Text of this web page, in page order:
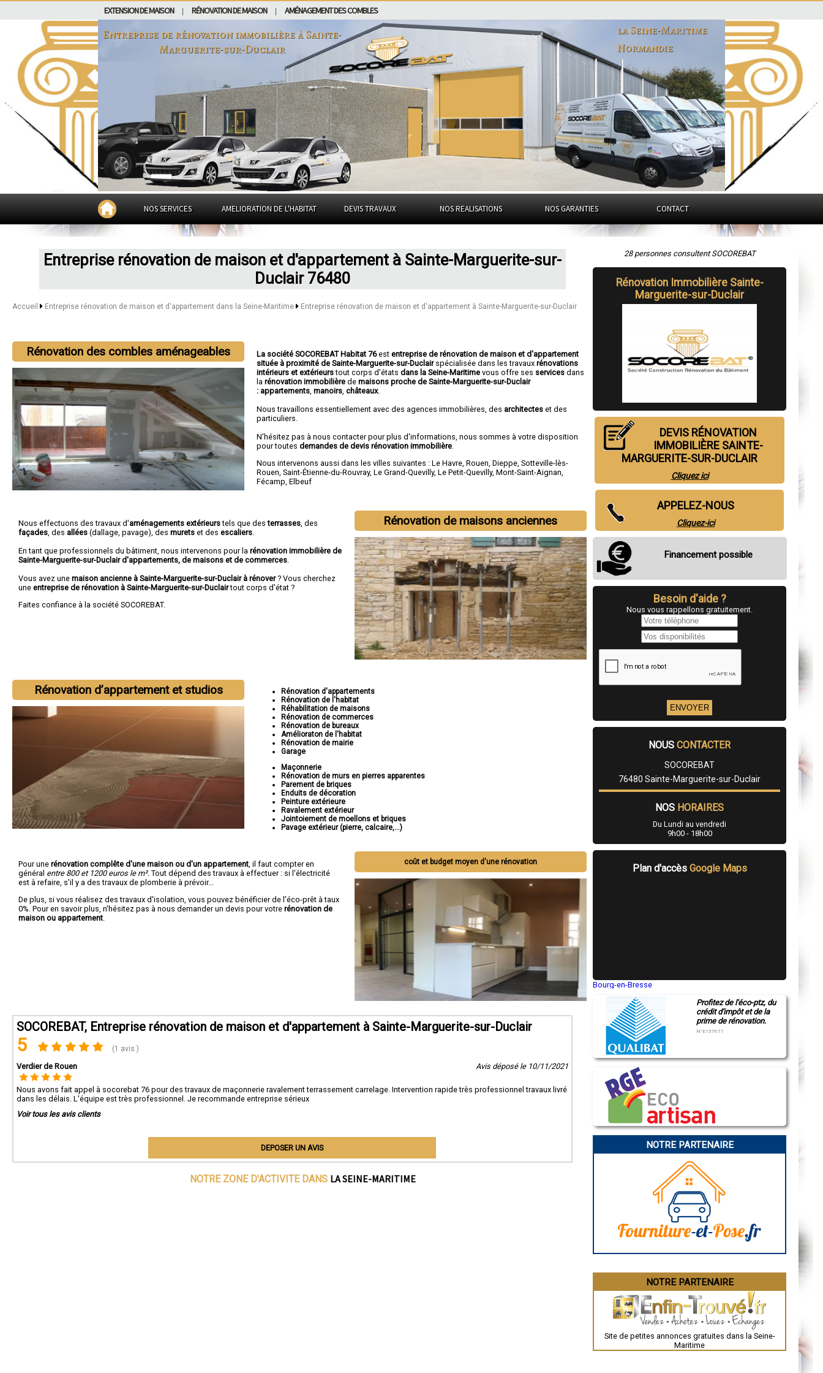
EXTENSION DE MAISON RÉNOVATION DE MAISON AMÉNAGEMENT DES COMBLES
Entreprise de rénovation immobilière àSainte-
Marguerite-sur-Duclair
la Seine-Maritime
Normandie
NOS SERVICES AMELIORATION DE L'HABITAT DEVIS TRAVAUX NOS REALISATIONS NOS GARANTIES CONTACT
Entreprise rénovation de maison et d'appartement à Sainte-Marguerite-sur-
Duclair 76480
Accueil Entreprise rénovation de maison et d'appartement dans la Seine-Maritime Entreprise rénovation de maison et d'appartement à Sainte-Marguerite-sur-Duclair
Rénovation des combles aménageables La société SOCOREBAT Habitat 76estentreprise de rénovation de maison et d'appartement
située à proximité de Sainte-Marguerite-sur-Duclair spécialisée dans les travauxrénovations
intérieurs et extérieurstout corps d'états dans la Seine-Maritimevous offre ses services dans
larénovation immobilière demaisons proche de Sainte-Marguerite-sur-Duclair
: appartements ,manoirs ,châteaux.
Nous travaillons essentiellement avec des agences immobilières, des architectes et des
particuliers.
N'hésitez pas à nous contacter pour plus d'informations, nous sommes à votre disposition
pour toutesdemandes de devis rénovation immobilière
Nous intervenons aussi dans les villes suivantes :Le Havre ,Rouen ,Dieppe ,Sotteville-lès-
Rouen ,Saint-Étienne-du-Rouvray,Le Grand-Quevilly,Le Petit-Quevilly,Mont-Saint-Aignan
Fécamp ,Elbeuf
Rénovation de maisons anciennes
Nous effectuons des travaux d'aménagements extérieurstels que desterrasses , des
façades , des allées (dallage, pavage), des murets et des escaliers
En tant que professionnels du bâtiment, nous intervenons pour la rénovation immobilière de
Sainte-Marguerite-sur-Duclair d'appartements, de maisons et de commerces
Vous avez une maison ancienne à Sainte-Marguerite-sur-Duclair à rénover? Vous cherchez
une entreprise de rénovation à Sainte-Marguerite-sur-Duclairtout corps d'état ?
Faites confiance à la société SOCOREBAT.
Rénovation d’appartement et studios
Rénovation d'appartements
Rénovation de l'habitat
Réhabilitation de maisons
Rénovation de commerces
Rénovation de bureaux
Amélioraton de l'habitat
Rénovation de mairie
Garage
Maçonnerie
Rénovation de murs en pierres apparentes
Parement de briques
Enduits de décoration
Peinture extérieure
Ravalement extérieur
Jointoiement de moellons et briques
Pavage extérieur (pierre, calcaire,...)
coût et budget moyen d'une rénovation
Pour une rénovation complête d'une maison ou d'un appartement , il faut compter en
général entre 800 et 1200 euros le m². Tout dépend des travaux à effectuer : si l'électricité
est à refaire, s'il y a des travaux de plomberie à prévoir...
De plus, si vous réalisez des travaux d'isolation, vous pouvez bénéficier de l'éco-prêt à taux
0%. Pour en savoir plus, n'hésitez pas à nous demander un devis pour votre rénovation de
maison ou appartement
SOCOREBAT, Entreprise rénovation de maison et d'appartement à Sainte-Marguerite-sur-Duclair
5 (1 avis )
Verdier de Rouen Avis déposé le 10/11/2021
Nous avons fait appel à socorebat 76 pour des travaux de maçonnerie ravalement terrassement carrelage. Intervention rapide très professionnel travaux livré
dans les délais. L'équipe est très professionnel. Je recommande entreprise sérieux
Voir tous les avis clients
DEPOSER UN AVIS
NOTRE ZONE D'ACTIVITE DANS LA SEINE-MARITIME
28 personnes consultent SOCOREBAT
Rénovation Immobilière Sainte-
Marguerite-sur-Duclair
DEVIS RÉNOVATION
IMMOBILIÈRE SAINTE-
MARGUERITE-SUR-DUCLAIR
Cliquez ici
APPELEZ-NOUS
Cliquez-ici
Financement possible
Besoin d'aide ?
Nous vous rappellons gratuitement.
NOUS CONTACTER
SOCOREBAT
76480 Sainte-Marguerite-sur-Duclair
NOS HORAIRES
Du Lundi au vendredi
9h00 - 18h00
Plan d'accès Google Maps
Bourg-en-Bresse
Montluçon
Manosque
Gap
Charleville-Mézières
Pamiers
Narbonne
Rodez
Marseille
Caen
Angoulême
La Rochelle
Brive-la-Gaillarde
Chartres
Toulouse
Châteauroux
Grenoble
Mont-de-Marsan
Saint-Étienne
Profitez de l'éco-ptz, du
crédit d'impôt et de la
prime de rénovation.
N°E157671
NOTRE PARTENAIRE
NOTRE PARTENAIRE
Site de petites annonces gratuites dans la Seine-
Maritime